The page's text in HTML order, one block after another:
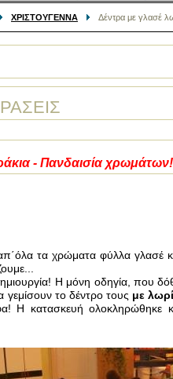
ΧΡΙΣΤΟΥΓΕΝΝΑ Δέντρα με γλασέ
- Πανδαισία χρωμάτων!
τα χρώματα φύλλα γλασέ
Η μόνη οδηγία, που
το δέντρο τους με
Η κατασκευή ολοκληρώθηκε